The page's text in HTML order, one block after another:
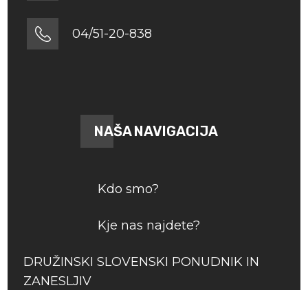
04/51-20-838
NAŠA NAVIGACIJA
Kdo smo?
Kje nas najdete?
DRUŽINSKI SLOVENSKI PONUDNIK IN
ZANESLJIV